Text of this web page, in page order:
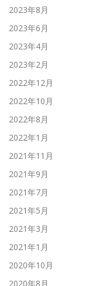
2023年8月
2023年6月
2023年4月
2023年2月
2022年12月
2022年10月
2022年8月
2022年1月
2021年11月
2021年9月
2021年7月
2021年5月
2021年3月
2021年1月
2020年10月
2020年8月